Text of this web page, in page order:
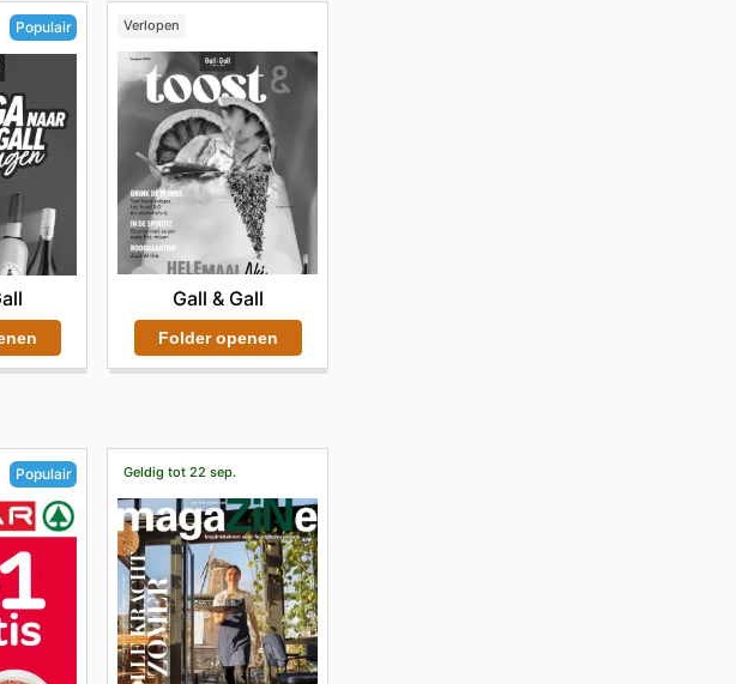
Populair Verlopen
Gall & Gall
Folder openen
Populair Geldig tot 22 sep.